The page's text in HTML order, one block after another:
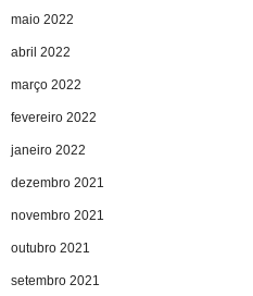
maio 2022
abril 2022
março 2022
fevereiro 2022
janeiro 2022
dezembro 2021
novembro 2021
outubro 2021
setembro 2021